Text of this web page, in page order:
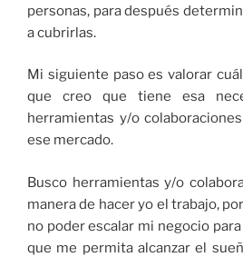
personas, para después
a cubrirlas.
Mi siguiente paso es valorar
que creo que tiene esa
herramientas y/o
ese mercado.
Busco herramientas y/o
manera de hacer yo el trabajo,
no poder escalar mi negocio
que me permita alcanzar el